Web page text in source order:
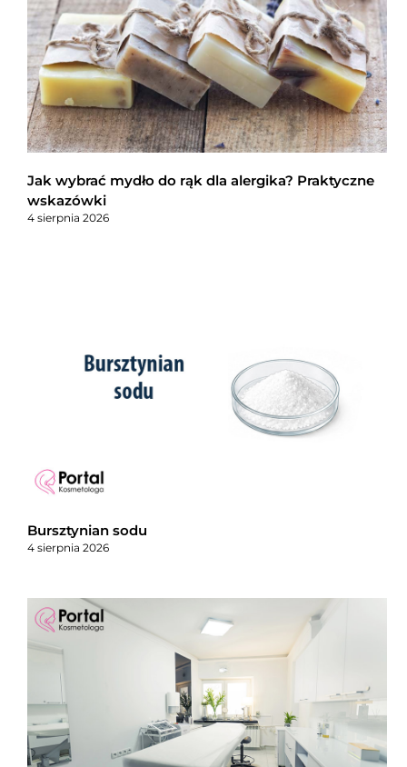
Jak wybrać mydło do rąk dla alergika? Praktyczne
wskazówki
4 sierpnia 2026
Bursztynian sodu
4 sierpnia 2026